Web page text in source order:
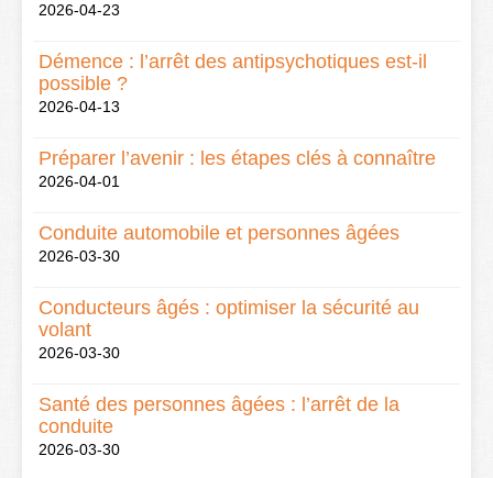
2026-04-23
Démence : l’arrêt des antipsychotiques est-il
possible ?
2026-04-13
Préparer l’avenir : les étapes clés à connaître
2026-04-01
Conduite automobile et personnes âgées
2026-03-30
Conducteurs âgés : optimiser la sécurité au
volant
2026-03-30
Santé des personnes âgées : l’arrêt de la
conduite
2026-03-30